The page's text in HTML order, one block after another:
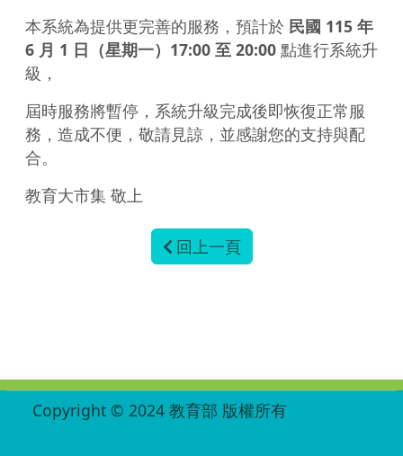
本系統為提供更完善的服務，預計於 民國 115 年
6 月 1 日（星期一）17:00 至 20:00 點進行系統升
級，
屆時服務將暫停，系統升級完成後即恢復正常服
務，造成不便，敬請見諒，並感謝您的支持與配
合。
教育大市集 敬上
回上一頁
Copyright © 2024 教育部 版權所有